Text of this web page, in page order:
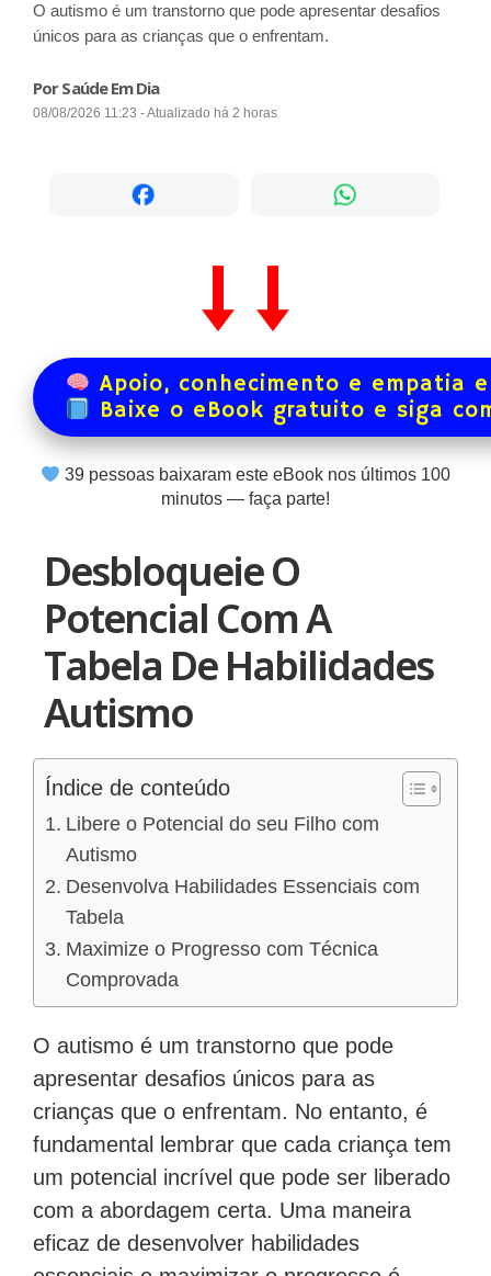
O autismo é um transtorno que pode apresentar desafios
únicos para as crianças que o enfrentam.
Por Saúde Em Dia
08/08/2026 11:23 - Atualizado há 2 horas
Apoio, conhecimento e empatia
Baixe o eBook gratuito e siga
39 pessoas baixaram este eBook nos últimos 100
minutos — faça parte!
Desbloqueie O
Potencial Com A
Tabela De Habilidades
Autismo
Índice de conteúdo
Libere o Potencial do seu Filho com
Autismo
Desenvolva Habilidades Essenciais com
Tabela
Maximize o Progresso com Técnica
Comprovada
O autismo é um transtorno que pode
apresentar desafios únicos para as
crianças que o enfrentam. No entanto, é
fundamental lembrar que cada criança tem
um potencial incrível que pode ser liberado
com a abordagem certa. Uma maneira
eficaz de desenvolver habilidades